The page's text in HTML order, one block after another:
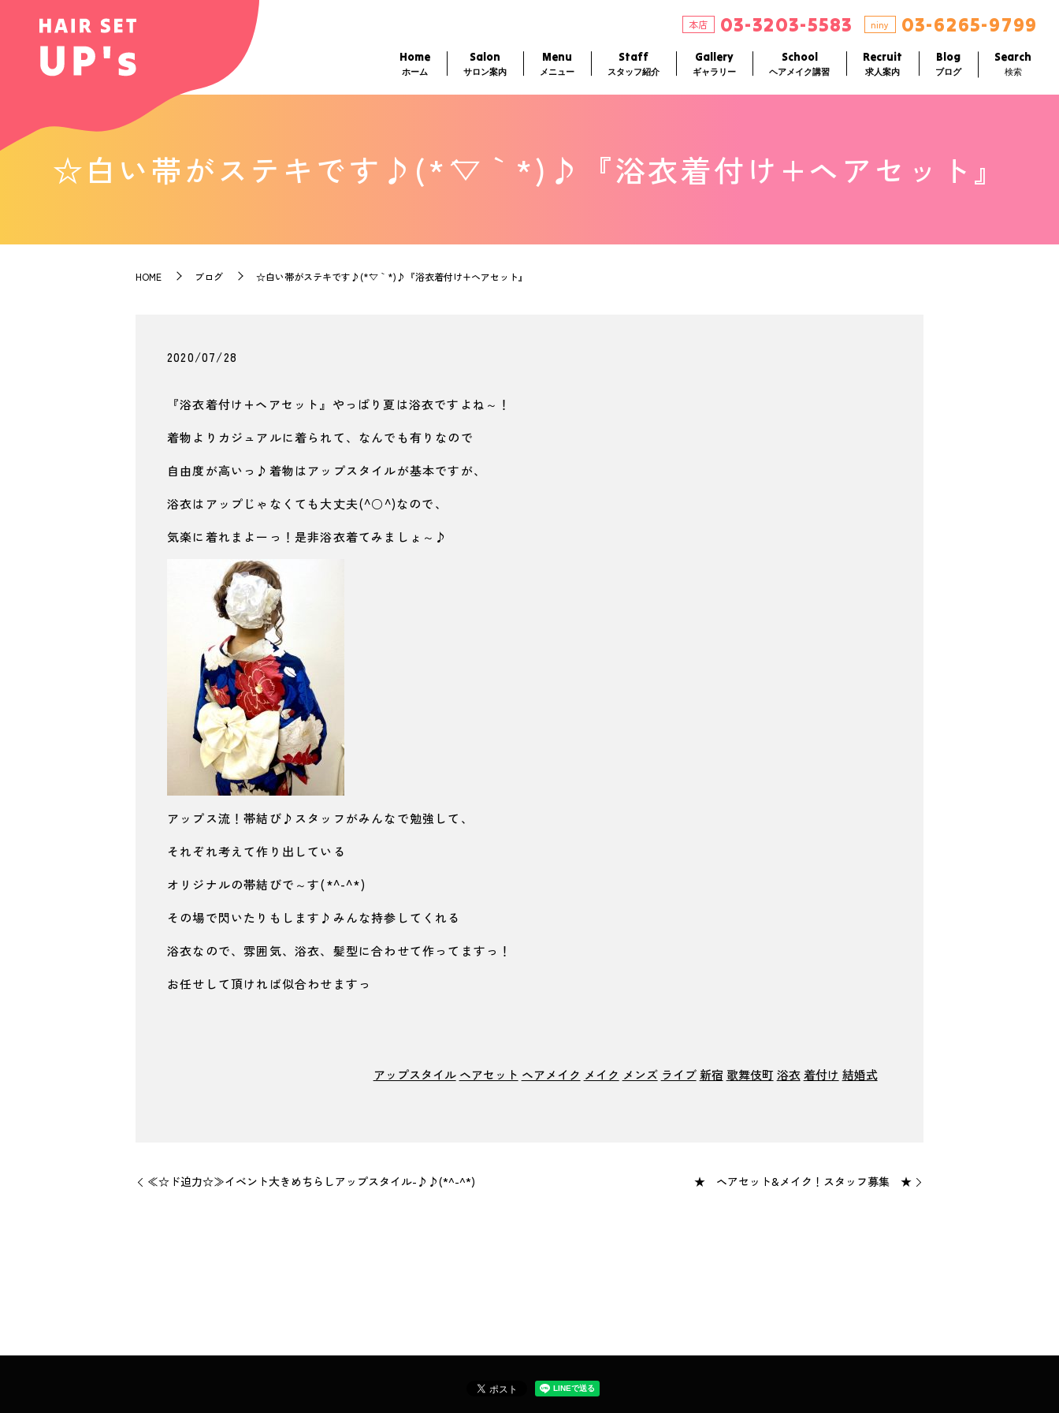
本店 03-3203-5583 niny 03-6265-9799
Home
ホーム
Salon
サロン案内
Menu
メニュー
Staff
スタッフ紹介
Gallery
ギャラリー
School
ヘアメイク講習
Recruit
求人案内
Blog
ブログ
Search
検索
☆白い帯がステキです♪(*´▽｀*)♪『浴衣着付け+ヘアセット』
HOME ブログ ☆白い帯がステキです♪(*´▽｀*)♪『浴衣着付け+ヘアセット』
2020/07/28
『浴衣着付け+ヘアセット』やっぱり夏は浴衣ですよね～！
着物よりカジュアルに着られて、なんでも有りなので
自由度が高いっ♪着物はアップスタイルが基本ですが、
浴衣はアップじゃなくても大丈夫(^○^)なので、
気楽に着れまよーっ！是非浴衣着てみましょ～♪
アップス流！帯結び♪スタッフがみんなで勉強して、
それぞれ考えて作り出している
オリジナルの帯結びで～す(*^-^*)
その場で閃いたりもします♪みんな持参してくれる
浴衣なので、雰囲気、浴衣、髪型に合わせて作ってますっ！
お任せして頂ければ似合わせますっ
アップスタイル ヘアセット ヘアメイク メイク メンズ ライブ 新宿 歌舞伎町 浴衣 着付け 結婚式
≪☆ド迫力☆≫イベント大きめちらしアップスタイル-♪♪(*^-^*) ★ ヘアセット&メイク！スタッフ募集 ★